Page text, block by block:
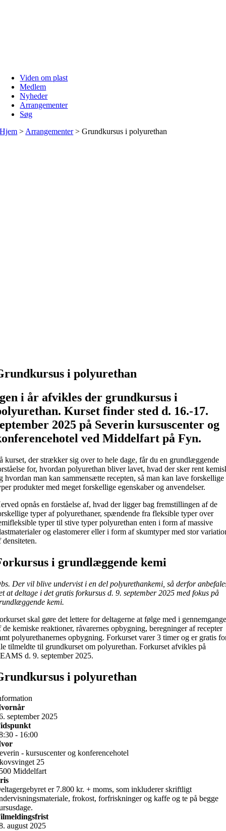
Viden om plast
Medlem
Nyheder
Arrangementer
Søg
Hjem > Arrangementer>Grundkursus i polyurethan
i polyurethan
i år afvikles der grundkursus i
Kurset finder sted d. 16.-17.
2025 på Severin kursuscenter og
ved Middelfart på Fyn.
kurset, der strækker sig over to hele dage, får du en grundlæggende
for, hvordan polyurethan bliver lavet, hvad der sker rent
hvordan man kan sammensætte recepten, så man kan lave forskellige
produkter med meget forskellige egenskaber og anvendelser.
opnås en forståelse af, hvad der ligger bag fremstillingen af de
typer af polyurethaner, spændende fra fleksible typer over
typer til stive typer polyurethan enten i form af massive
og elastomerer eller i form af skumtyper med stor
densiteten.
i grundlæggende kemi
Der vil blive undervist i en del polyurethankemi, så derfor
at deltage i det gratis forkursus d. 9. september 2025 med fokus på
kemi.
skal gøre det lettere for deltagerne at følge med i
de kemiske reaktioner, råvarernes opbygning, beregninger af recepter
polyurethanernes opbygning. Forkurset varer 3 timer og er gratis
tilmeldte til grundkurset om polyurethan. Forkurset afvikles på
d. 9. september 2025.
i polyurethan
september 2025
- 16:00
- kursuscenter og konferencehotel
25
Middelfart
er 7.800 kr. + moms, som inkluderer skriftligt
frokost, forfriskninger og kaffe og te på begge
august 2025